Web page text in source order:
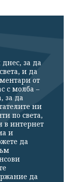
за да
и да
от
с молба –
за да
ни
по света,
в интернет
и
да
да